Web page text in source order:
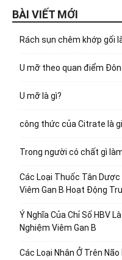
BÀI VIẾT MỚI
Rách sụn chêm khớp gối
U mỡ theo quan điểm
U mỡ là gì?
công thức của Citrate là
Trong người có chất gì
Các Loại Thuốc Tân
Viêm Gan B Hoạt Động
Ý Nghĩa Của Chỉ Số HBV
Nghiệm Viêm Gan B
Các Loại Nhân Ở Trên